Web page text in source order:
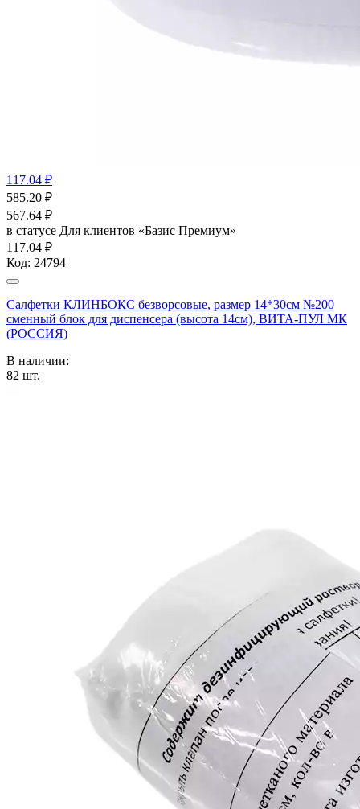
117.04 ₽
585.20 ₽
567.64 ₽
в статусе Для клиентов «Базис Премиум»
117.04 ₽
Код: 24794
Салфетки КЛИНБОКС безворсовые, размер 14*30см №200
сменный блок для диспенсера (высота 14см), ВИТА-ПУЛ МК
(РОССИЯ)
В наличии:
82 шт.